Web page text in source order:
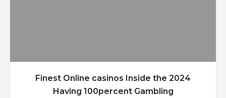
Finest Online casinos Inside the 2024
Having 100percent Gambling